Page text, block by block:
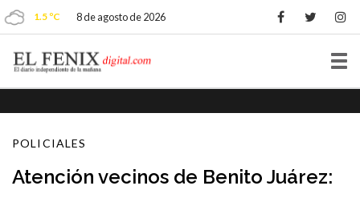
1.5 ºC 8 de agosto de 2026
POLICIALES
Atención vecinos de Benito Juárez: